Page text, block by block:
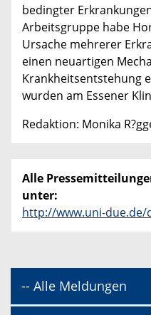
bedingter
Arbeitsgruppe habe
Ursache mehrerer
einen neuartigen
Krankheitsentstehung
wurden am Essener
Redaktion: Monika
Alle
unter:
http://www.uni-
-- Alle Meldungen